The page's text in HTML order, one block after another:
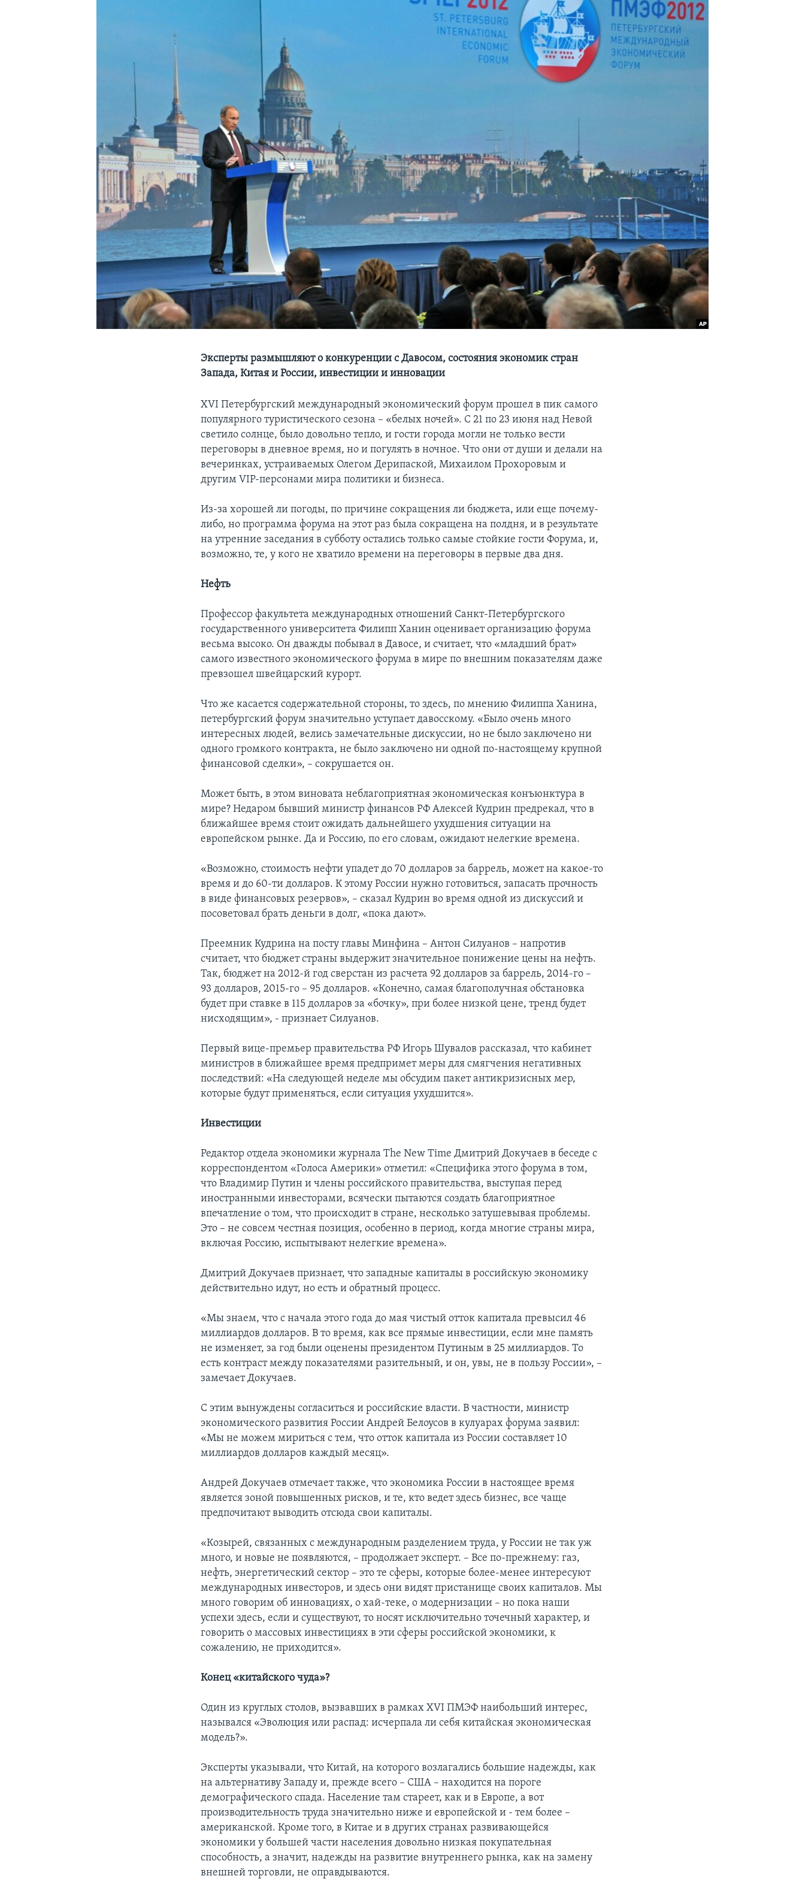
Эксперты размышляют о конкуренции с Давосом, состояния экономик стран
Запада, Китая и России, инвестиции и инновации
XVI Петербургский международный экономический форум прошел в пик самого
популярного туристического сезона – «белых ночей». С 21 по 23 июня над Невой
светило солнце, было довольно тепло, и гости города могли не только вести
переговоры в дневное время, но и погулять в ночное. Что они от души и делали на
вечеринках, устраиваемых Олегом Дерипаской, Михаилом Прохоровым и
другим VIP-персонами мира политики и бизнеса.
Из-за хорошей ли погоды, по причине сокращения ли бюджета, или еще почему-
либо, но программа форума на этот раз была сокращена на полдня, и в результате
на утренние заседания в субботу остались только самые стойкие гости Форума, и,
возможно, те, у кого не хватило времени на переговоры в первые два дня.
Нефть
Профессор факультета международных отношений Санкт-Петербургского
государственного университета Филипп Ханин оценивает организацию форума
весьма высоко. Он дважды побывал в Давосе, и считает, что «младший брат»
самого известного экономического форума в мире по внешним показателям даже
превзошел швейцарский курорт.
Что же касается содержательной стороны, то здесь, по мнению Филиппа Ханина,
петербургский форум значительно уступает давосскому. «Было очень много
интересных людей, велись замечательные дискуссии, но не было заключено ни
одного громкого контракта, не было заключено ни одной по-настоящему крупной
финансовой сделки», – сокрушается он.
Может быть, в этом виновата неблагоприятная экономическая конъюнктура в
мире? Недаром бывший министр финансов РФ Алексей Кудрин предрекал, что в
ближайшее время стоит ожидать дальнейшего ухудшения ситуации на
европейском рынке. Да и Россию, по его словам, ожидают нелегкие времена.
«Возможно, стоимость нефти упадет до 70 долларов за баррель, может на какое-то
время и до 60-ти долларов. К этому России нужно готовиться, запасать прочность
в виде финансовых резервов», – сказал Кудрин во время одной из дискуссий и
посоветовал брать деньги в долг, «пока дают».
Преемник Кудрина на посту главы Минфина – Антон Силуанов – напротив
считает, что бюджет страны выдержит значительное понижение цены на нефть.
Так, бюджет на 2012-й год сверстан из расчета 92 долларов за баррель, 2014-го –
93 долларов, 2015-го – 95 долларов. «Конечно, самая благополучная обстановка
будет при ставке в 115 долларов за «бочку», при более низкой цене, тренд будет
нисходящим», - признает Силуанов.
Первый вице-премьер правительства РФ Игорь Шувалов рассказал, что кабинет
министров в ближайшее время предпримет меры для смягчения негативных
последствий: «На следующей неделе мы обсудим пакет антикризисных мер,
которые будут применяться, если ситуация ухудшится».
Инвестиции
Редактор отдела экономики журнала The New Time Дмитрий Докучаев в беседе с
корреспондентом «Голоса Америки» отметил: «Специфика этого форума в том,
что Владимир Путин и члены российского правительства, выступая перед
иностранными инвесторами, всячески пытаются создать благоприятное
впечатление о том, что происходит в стране, несколько затушевывая проблемы.
Это – не совсем честная позиция, особенно в период, когда многие страны мира,
включая Россию, испытывают нелегкие времена».
Дмитрий Докучаев признает, что западные капиталы в российскую экономику
действительно идут, но есть и обратный процесс.
«Мы знаем, что с начала этого года до мая чистый отток капитала превысил 46
миллиардов долларов. В то время, как все прямые инвестиции, если мне память
не изменяет, за год были оценены президентом Путиным в 25 миллиардов. То
есть контраст между показателями разительный, и он, увы, не в пользу России», –
замечает Докучаев.
С этим вынуждены согласиться и российские власти. В частности, министр
экономического развития России Андрей Белоусов в кулуарах форума заявил:
«Мы не можем мириться с тем, что отток капитала из России составляет 10
миллиардов долларов каждый месяц».
Андрей Докучаев отмечает также, что экономика России в настоящее время
является зоной повышенных рисков, и те, кто ведет здесь бизнес, все чаще
предпочитают выводить отсюда свои капиталы.
«Козырей, связанных с международным разделением труда, у России не так уж
много, и новые не появляются, – продолжает эксперт. – Все по-прежнему: газ,
нефть, энергетический сектор – это те сферы, которые более-менее интересуют
международных инвесторов, и здесь они видят пристанище своих капиталов. Мы
много говорим об инновациях, о хай-теке, о модернизации – но пока наши
успехи здесь, если и существуют, то носят исключительно точечный характер, и
говорить о массовых инвестициях в эти сферы российской экономики, к
сожалению, не приходится».
Конец «китайского чуда»?
Один из круглых столов, вызвавших в рамках XVI ПМЭФ наибольший интерес,
назывался «Эволюция или распад: исчерпала ли себя китайская экономическая
модель?».
Эксперты указывали, что Китай, на которого возлагались большие надежды, как
на альтернативу Западу и, прежде всего – США – находится на пороге
демографического спада. Население там стареет, как и в Европе, а вот
производительность труда значительно ниже и европейской и - тем более –
американской. Кроме того, в Китае и в других странах развивающейся
экономики у большей части населения довольно низкая покупательная
способность, а значит, надежды на развитие внутреннего рынка, как на замену
внешней торговли, не оправдываются.